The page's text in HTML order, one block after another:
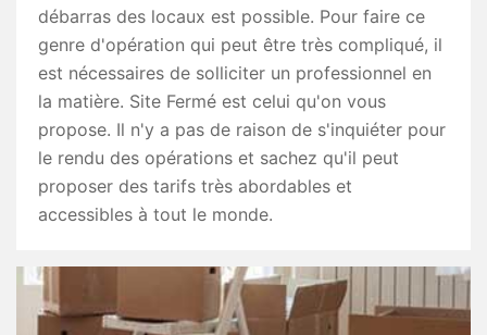
débarras des locaux est possible. Pour faire ce
genre d'opération qui peut être très compliqué, il
est nécessaires de solliciter un professionnel en
la matière. Site Fermé est celui qu'on vous
propose. Il n'y a pas de raison de s'inquiéter pour
le rendu des opérations et sachez qu'il peut
proposer des tarifs très abordables et
accessibles à tout le monde.